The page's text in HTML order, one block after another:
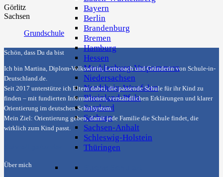
Bayern
Berlin
Brandenburg
Bremen
Hamburg
Hessen
Mecklenburg-Vorpommern
Niedersachsen
Nordrhein-Westfalen
Rheinland-Pfalz
Saarland
Sachsen
Sachsen-Anhalt
Schleswig-Holstein
Thüringen
Görlitz
Sachsen
Grundschule
Schön, dass Du da bist
Ich bin Martina, Diplom-Volkswirtin, Lerncoach und Gründerin von Schule-in-
Deutschland.de.
Seit 2017 unterstütze ich Eltern dabei, die passende Schule für ihr Kind zu
finden – mit fundierten Informationen, verständlichen Erklärungen und klarer
Orientierung im deutschen Schulsystem.
Mein Ziel: Orientierung geben, damit jede Familie die Schule findet, die
wirklich zum Kind passt.
Über mich